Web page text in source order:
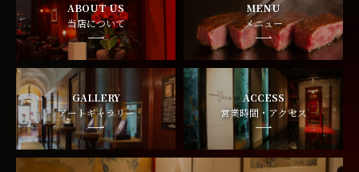
ABOUT US
当店について
MENU
メニュー
GALLERY
アートギャラリー
ACCESS
営業時間・アクセス